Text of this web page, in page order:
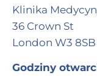
Klinika
36 Crown St
London W3 8SB
Godziny